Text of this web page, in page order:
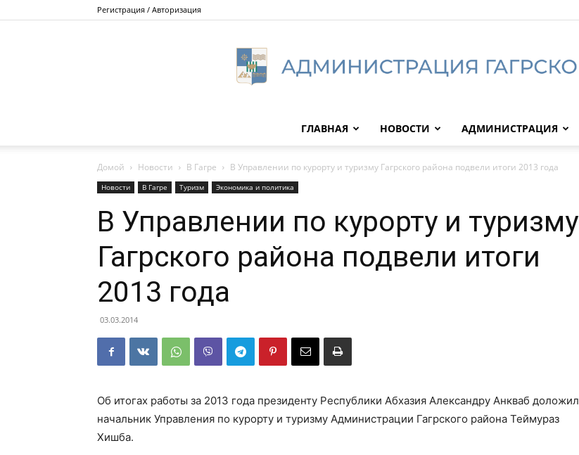
Регистрация / Авторизация
Гагрского
ГЛАВНАЯ НОВОСТИ АДМИНИСТРАЦИЯ
Домой Новости В Гагре В Управлении по курорту и туризму Гагрского района подвели итоги 2013 года
Новости В Гагре Туризм Экономика и политика
В Управлении по курорту и туризму
Гагрского района подвели итоги
2013 года
03.03.2014
Об итогах работы за 2013 года президенту Республики Абхазия Александру Анкваб доложил
начальник Управления по курорту и туризму Администрации Гагрского района Теймураз
Хишба.